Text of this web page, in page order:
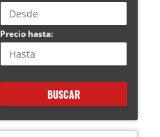
Precio hasta:
BUSCAR